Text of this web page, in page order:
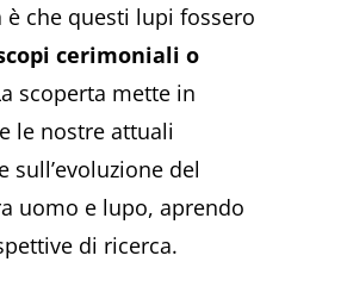
è che questi lupi fossero
cerimoniali o
scoperta mette in
le nostre attuali
sull’evoluzione del
uomo e lupo, aprendo
di ricerca.